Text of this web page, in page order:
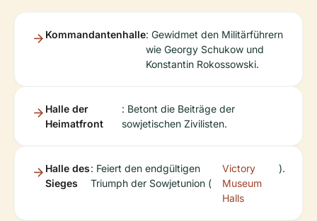
Kommandantenhalle: Gewidmet den Militärführern
wie Georgy Schukow und
Konstantin Rokossowski.
Halle der
Heimatfront
: Betont die Beiträge der
sowjetischen Zivilisten.
Halle des
Sieges
: Feiert den endgültigen
Triumph der Sowjetunion (
Victory
Museum
Halls
).